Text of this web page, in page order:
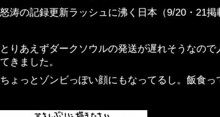
怒涛の記録更新ラッシュに沸く日本（9/20・21掲
とりあえずダークソウルの発送が遅れそうなの
てきました。
ちょっとゾンビっぽい顔にもなってるし。飯食